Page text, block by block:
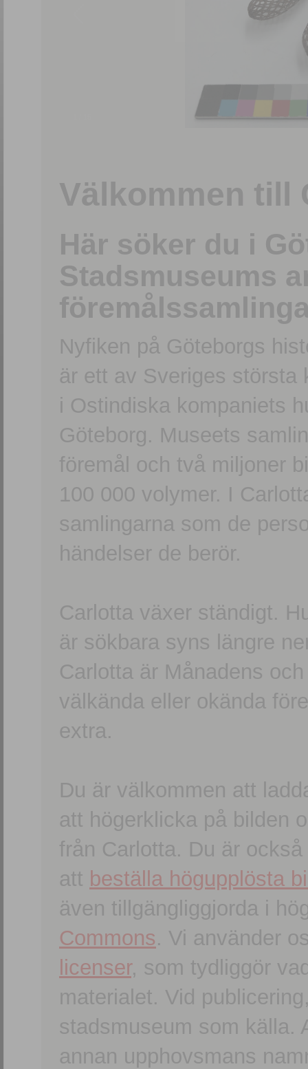
Välkommen till
Här söker du i
Stadsmuseums
Nyfiken på Göteborgs
är ett av Sveriges största
i Ostindiska kompaniets
Göteborg. Museets
föremål och två miljoner
100 000 volymer. I
samlingarna som de
händelser de berör.
Carlotta växer ständigt.
är sökbara syns längre
Carlotta är Månadens
välkända eller okända
extra.
Du är välkommen att
att högerklicka på bilden
från Carlotta. Du är
att beställa högupplösta
även tillgängliggjorda i
Commons. Vi använder
licenser, som tydliggör
materialet. Vid
stadsmuseum som källa.
annan upphovsmans